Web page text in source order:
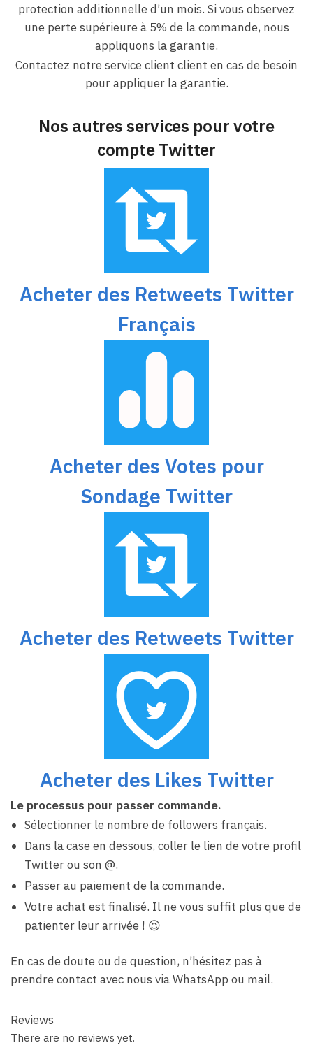
protection additionnelle d’un mois. Si vous observez
une perte supérieure à 5% de la commande, nous
appliquons la garantie.
Contactez notre service client client en cas de besoin
pour appliquer la garantie.
Nos autres services pour votre
compte Twitter
Acheter des Retweets Twitter
Français
Acheter des Votes pour
Sondage Twitter
Acheter des Retweets Twitter
Acheter des Likes Twitter
Le processus pour passer commande.
Sélectionner le nombre de followers français.
Dans la case en dessous, coller le lien de votre profil
Twitter ou son @.
Passer au paiement de la commande.
Votre achat est finalisé. Il ne vous suffit plus que de
patienter leur arrivée ! 😉
En cas de doute ou de question, n’hésitez pas à
prendre contact avec nous via WhatsApp ou mail.
Reviews
There are no reviews yet.